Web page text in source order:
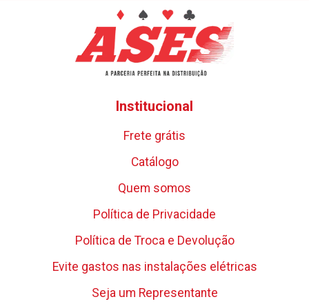
Institucional
Frete grátis
Catálogo
Quem somos
Política de Privacidade
Política de Troca e Devolução
Evite gastos nas instalações elétricas
Seja um Representante